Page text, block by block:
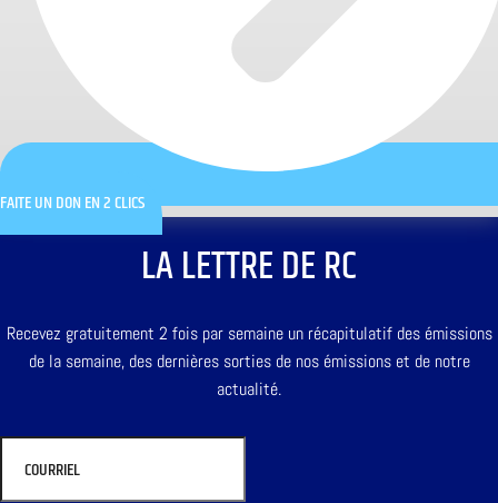
FAITE UN DON EN 2 CLICS
LA LETTRE DE RC
Recevez gratuitement 2 fois par semaine un récapitulatif des émissions
de la semaine, des dernières sorties de nos émissions et de notre
actualité.